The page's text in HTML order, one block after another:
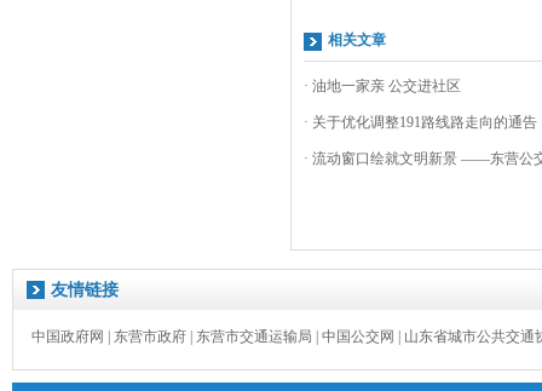
相关文章
· 油地一家亲 公交进社区
· 关于优化调整191路线路走向的通告
· 流动窗口绘就文明新景 ——东营公
友情链接
中国政府网 东营市政府 东营市交通运输局 中国公交网 山东省城市公共交通